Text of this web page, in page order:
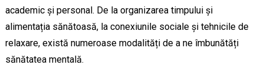
academic și personal. De la organizarea timpului și
alimentația sănătoasă, la conexiunile sociale și tehnicile de
relaxare, există numeroase modalități de a ne îmbunătăți
sănătatea mentală.